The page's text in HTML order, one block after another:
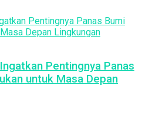
Pentingnya Panas
untuk Masa Depan